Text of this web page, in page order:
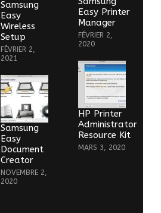
Samsung
Easy
Wireless
Setup
FÉVRIER 2,
2021
Samsung
Easy
Document
Creator
NOVEMBRE 2,
2020
Easy Printer
Manager
FÉVRIER 2,
2020
HP Printer
Administrator
Resource Kit
MARS 3, 2020